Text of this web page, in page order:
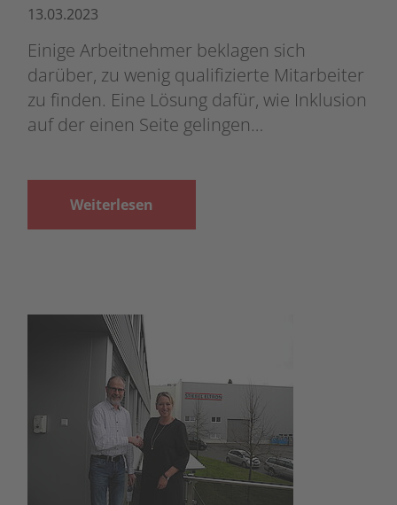
13.03.2023
Einige Arbeitnehmer beklagen sich
darüber, zu wenig qualifizierte Mitarbeiter
zu finden. Eine Lösung dafür, wie Inklusion
auf der einen Seite gelingen…
Weiterlesen